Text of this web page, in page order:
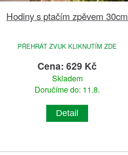
Hodiny s ptačím zpěvem 30cm
PŘEHRÁT ZVUK KLIKNUTÍM ZDE
Cena: 629 Kč
Skladem
Doručíme do: 11.8.
Detail